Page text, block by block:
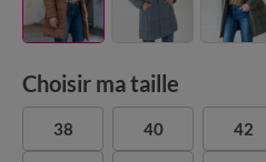
Choisir ma taille
38 40 42